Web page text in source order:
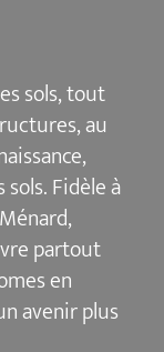
sols, tout
au
Fidèle à
partout
en
avenir plus